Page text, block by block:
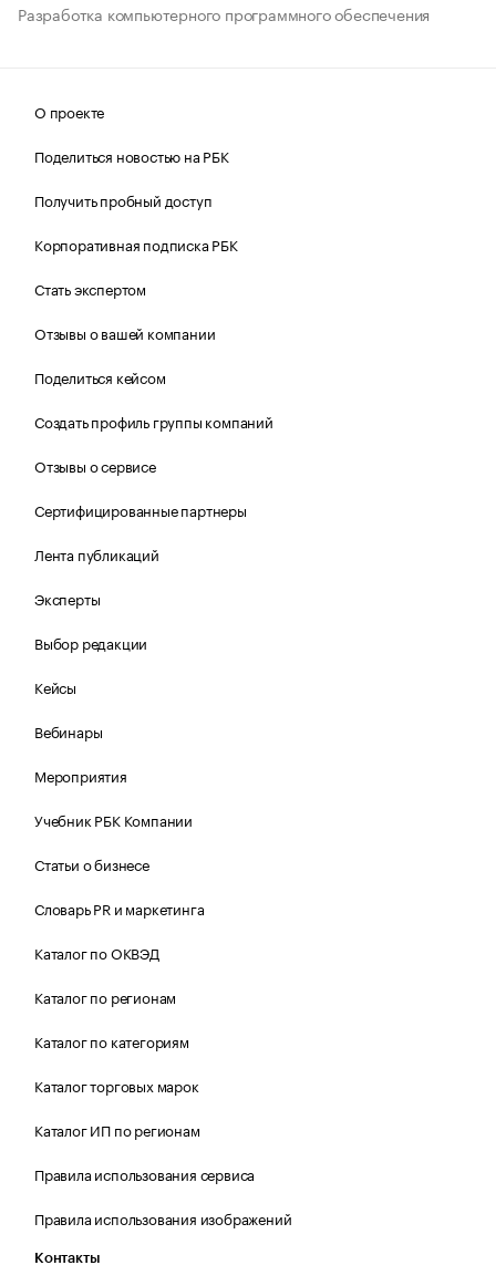
Разработка компьютерного программного обеспечения
О проекте
Поделиться новостью на РБК
Получить пробный доступ
Корпоративная подписка РБК
Стать экспертом
Отзывы о вашей компании
Поделиться кейсом
Создать профиль группы компаний
Отзывы о сервисе
Сертифицированные партнеры
Лента публикаций
Эксперты
Выбор редакции
Кейсы
Вебинары
Мероприятия
Учебник РБК Компании
Статьи о бизнесе
Словарь PR и маркетинга
Каталог по ОКВЭД
Каталог по регионам
Каталог по категориям
Каталог торговых марок
Каталог ИП по регионам
Правила использования сервиса
Правила использования изображений
Контакты